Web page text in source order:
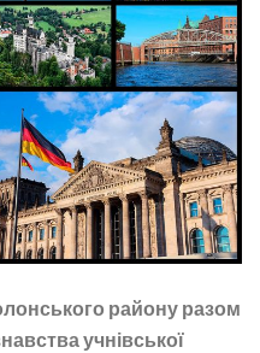
району разом
учнівської